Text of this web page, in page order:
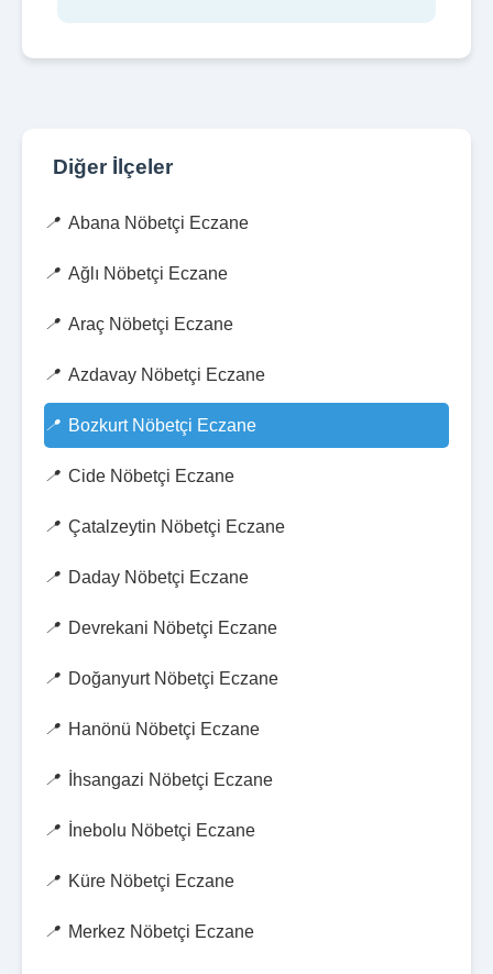
Diğer İlçeler
Abana Nöbetçi Eczane
Ağlı Nöbetçi Eczane
Araç Nöbetçi Eczane
Azdavay Nöbetçi Eczane
Bozkurt Nöbetçi Eczane
Cide Nöbetçi Eczane
Çatalzeytin Nöbetçi Eczane
Daday Nöbetçi Eczane
Devrekani Nöbetçi Eczane
Doğanyurt Nöbetçi Eczane
Hanönü Nöbetçi Eczane
İhsangazi Nöbetçi Eczane
İnebolu Nöbetçi Eczane
Küre Nöbetçi Eczane
Merkez Nöbetçi Eczane